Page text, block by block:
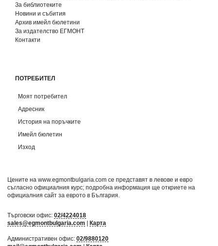
За библиотеките
Новини и събития
Архив имейл бюлетини
За издателство ЕГМОНТ
Контакти
ПОТРЕБИТЕЛ
Моят потребител
Адресник
История на поръчките
Имейл бюлетин
Изход
Цените на www.egmontbulgaria.com се представят в левове и евро
съгласно официалния курс; подробна информация ще откриете на
официалния сайт за еврото в България
Търговски офис: 02/4224018
sales@egmontbulgaria.com
Карта
Административен офис: 02/9880120